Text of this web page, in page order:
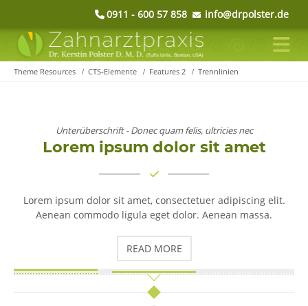
0911 - 600 57 858 info@drpolster.de
Theme Resources CTS-Elemente Features 2 Trennlinien
Unterüberschrift - Donec quam felis, ultricies nec
Lorem ipsum dolor sit amet
Lorem ipsum dolor sit amet, consectetuer adipiscing elit.
Aenean commodo ligula eget dolor. Aenean massa.
READ MORE